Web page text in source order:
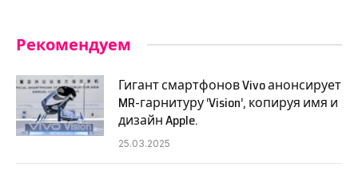
Рекомендуем
Гигант смартфонов Vivo анонсирует
MR-гарнитуру ‘Vision’, копируя имя и
дизайн Apple.
25.03.2025